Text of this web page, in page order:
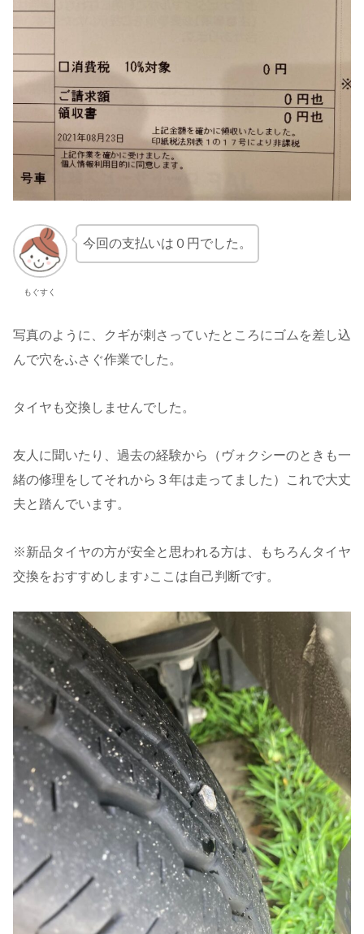
もぐすく
今回の支払いは０円でした。
写真のように、クギが刺さっていたところにゴムを差し込
んで穴をふさぐ作業でした。
タイヤも交換しませんでした。
友人に聞いたり、過去の経験から（ヴォクシーのときも一
緒の修理をしてそれから３年は走ってました）これで大丈
夫と踏んでいます。
※新品タイヤの方が安全と思われる方は、もちろんタイヤ
交換をおすすめします♪ここは自己判断です。